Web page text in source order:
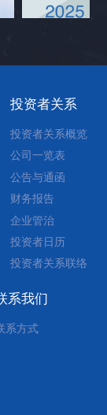
投资者关系
投资者关系概览
公司一览表
公告与通函
财务报告
企业管治
投资者日历
投资者关系联络
系我们
系方式